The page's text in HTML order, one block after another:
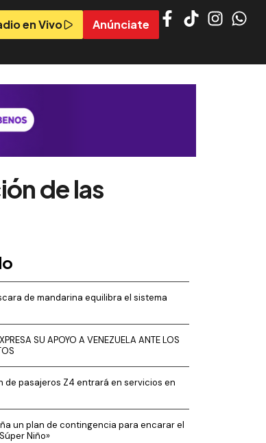
en Vivo Anúnciate
de las
de mandarina equilibra el sistema
SU APOYO A VENEZUELA ANTE LOS
de pasajeros Z4 entrará en servicios en
un plan de contingencia para encarar el
Niño»